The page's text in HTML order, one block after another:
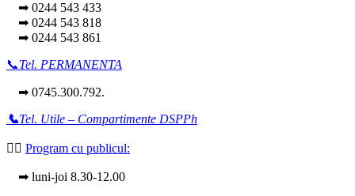
➡ 0244 543 433
➡ 0244 543 818
➡ 0244 543 861
📞Tel. PERMANENTA
➡ 0745.300.792.
📞Tel. Utile – Compartimente DSPPh
👩‍⚕️ Program cu publicul:
➡ luni-joi 8.30-12.00